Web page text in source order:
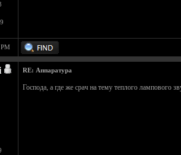
RE: Аппаратура
Господа, а где же срач на тему теплого лампового